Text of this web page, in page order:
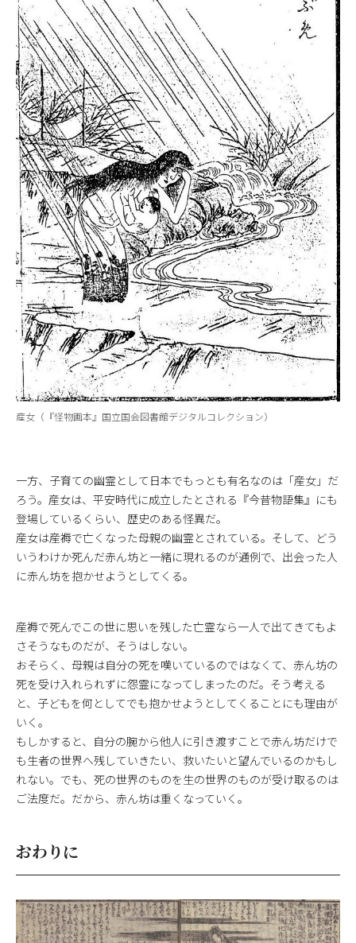
産女（『怪物画本』国立国会図書館デジタルコレクション）
一方、子育ての幽霊として日本でもっとも有名なのは「産女」だ
ろう。産女は、平安時代に成立したとされる『今昔物語集』にも
登場しているくらい、歴史のある怪異だ。
産女は産褥で亡くなった母親の幽霊とされている。そして、どう
いうわけか死んだ赤ん坊と一緒に現れるのが通例で、出会った人
に赤ん坊を抱かせようとしてくる。
産褥で死んでこの世に思いを残した亡霊なら一人で出てきてもよ
さそうなものだが、そうはしない。
おそらく、母親は自分の死を嘆いているのではなくて、赤ん坊の
死を受け入れられずに怨霊になってしまったのだ。そう考える
と、子どもを何としてでも抱かせようとしてくることにも理由が
いく。
もしかすると、自分の腕から他人に引き渡すことで赤ん坊だけで
も生者の世界へ残していきたい、救いたいと望んでいるのかもし
れない。でも、死の世界のものを生の世界のものが受け取るのは
ご法度だ。だから、赤ん坊は重くなっていく。
おわりに